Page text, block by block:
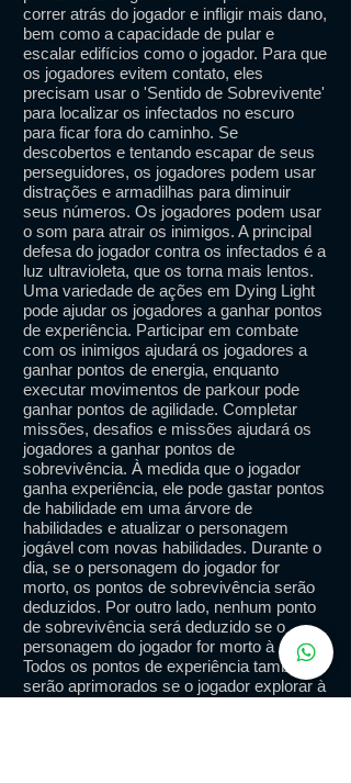
correr atrás do jogador e infligir mais dano,
bem como a capacidade de pular e
escalar edifícios como o jogador. Para que
os jogadores evitem contato, eles
precisam usar o 'Sentido de Sobrevivente'
para localizar os infectados no escuro
para ficar fora do caminho. Se
descobertos e tentando escapar de seus
perseguidores, os jogadores podem usar
distrações e armadilhas para diminuir
seus números. Os jogadores podem usar
o som para atrair os inimigos. A principal
defesa do jogador contra os infectados é a
luz ultravioleta, que os torna mais lentos.
Uma variedade de ações em Dying Light
pode ajudar os jogadores a ganhar pontos
de experiência. Participar em combate
com os inimigos ajudará os jogadores a
ganhar pontos de energia, enquanto
executar movimentos de parkour pode
ganhar pontos de agilidade. Completar
missões, desafios e missões ajudará os
jogadores a ganhar pontos de
sobrevivência. À medida que o jogador
ganha experiência, ele pode gastar pontos
de habilidade em uma árvore de
habilidades e atualizar o personagem
jogável com novas habilidades. Durante o
dia, se o personagem do jogador for
morto, os pontos de sobrevivência serão
deduzidos. Por outro lado, nenhum ponto
de sobrevivência será deduzido se o
personagem do jogador for morto à noite.
Todos os pontos de experiência também
serão aprimorados se o jogador explorar à